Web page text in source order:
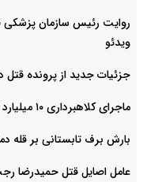
روایت رئیس سازمان پزشکی
ویدئو
جزئیات جدید از پرونده
ماجرای کلاهبرداری ۱۰ میلیارد تومانی با وعده فروش لوازم خانگی ارزان
بارش برف تابستانی بر قله
عامل اصایل قتل حمیدرضا